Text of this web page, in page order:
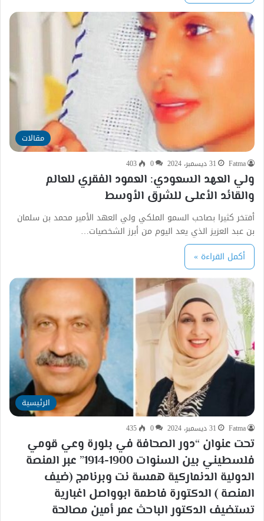
مقالات
Fatma 31 ديسمبر، 2024 0
403
ولي العهد السعودي: العمود الفقري للعالم
والقائد الأعلى للشرق الأوسط
أفتخر كثيرا بصاحب السمو الملكي ولي العهد الأمير محمد بن سلمان
بن عبد العزيز الذي يعد اليوم من أبرز الشخصيات…
أكمل القراءة »
الرئيسية
Fatma 31 ديسمبر، 2024 0
435
‎تحت عنوان “دور الصحافة في بلورة وعي قومي
فلسطيني بين السنوات 1900-1914” عبر المنصة
الدولية الدنماركية همسة نت وبرنامج (ضيف
المنصة ) ‎الدكتورة فاطمة ابوواصل اغبارية
تستضيف الدكتور الباحث عمر أمين مصالحة